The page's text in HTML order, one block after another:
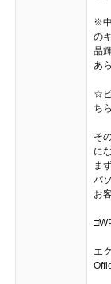
※
の
晶
あ
☆
ち
そ
に
ま
パ
お
エ